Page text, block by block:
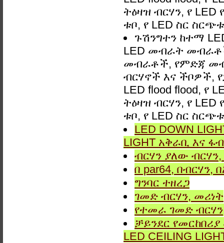
ትዕዛዝ ብርሃን, የ
ቱቦ, የ LED ስር
ጉሽንግተን ከተማ
LED መብራት
መብራቶች, የምድጃ
ብርሃኖች እና ችቦዎች,
LED flood flood, የ
ትዕዛዝ ብርሃን, የ
ቱቦ, የ LED ስር
LED DOWN
LIGHT አቅራቢ እና
ብርሃን ያለው ብርሃን,
በ par64, በብርሃን,
ግንባር ​​ተዘረጋ
ገመድ ብርሃን, መሪነት
የተመራ ገመድ
ቻይንደር
LED CEILING